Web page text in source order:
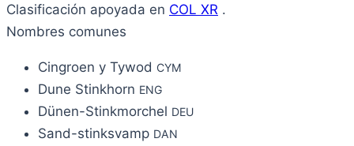
Clasificación apoyada en COL XR .
Nombres comunes
Cingroen y Tywod CYM
Dune Stinkhorn ENG
Dünen-Stinkmorchel DEU
Sand-stinksvamp DAN